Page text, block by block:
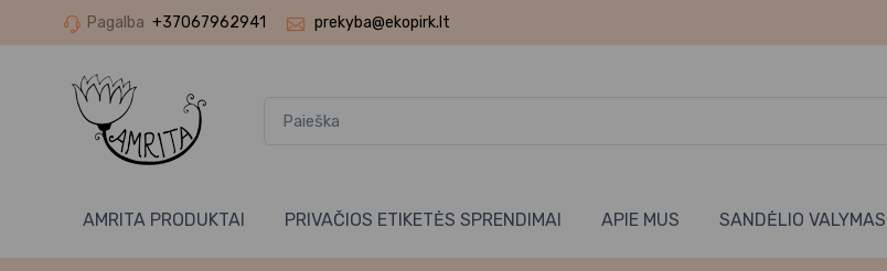
Pagalba +37067962941 prekyba@ekopirk.lt
AMRITA PRODUKTAI PRIVAČIOS ETIKETĖS SPRENDIMAI APIE MUS SANDĖLIO VALYMAS